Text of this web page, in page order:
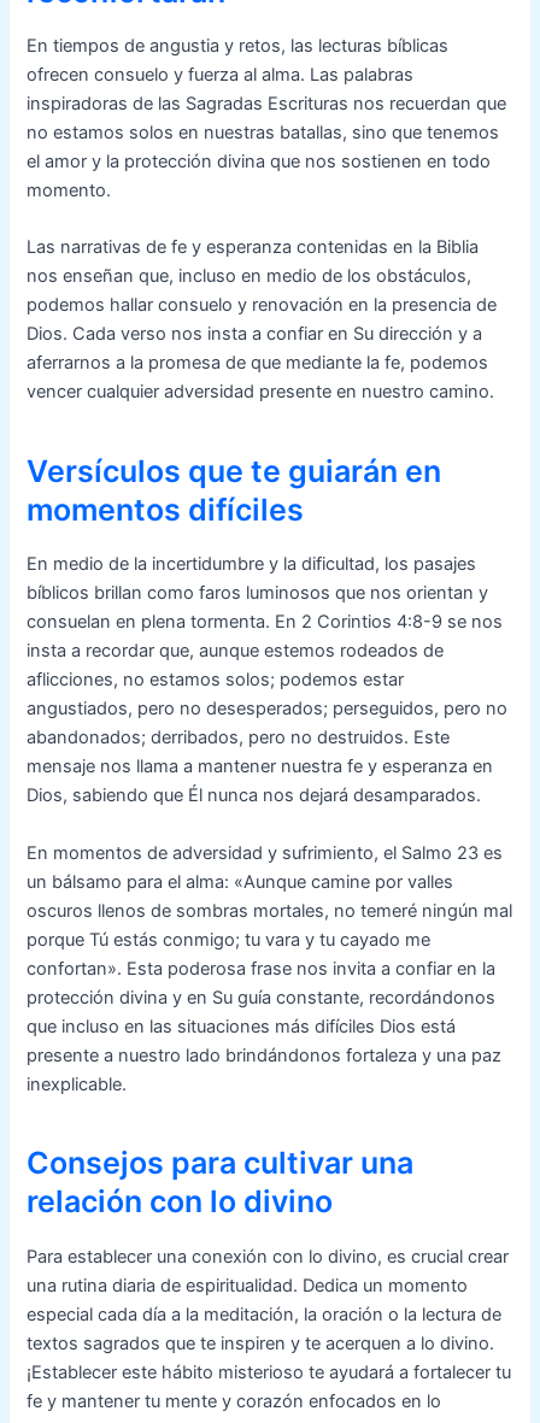
En tiempos de angustia y retos, las lecturas bíblicas
ofrecen consuelo y fuerza al alma. Las palabras
inspiradoras de las Sagradas Escrituras nos recuerdan que
no estamos solos en nuestras batallas, sino que tenemos
el amor y la protección divina que nos sostienen en todo
momento.
Las narrativas de fe y esperanza contenidas en la Biblia
nos enseñan que, incluso en medio de los obstáculos,
podemos hallar consuelo y renovación en la presencia de
Dios. Cada verso nos insta a confiar en Su dirección y a
aferrarnos a la promesa de que mediante la fe, podemos
vencer cualquier adversidad presente en nuestro camino.
Versículos que te guiarán en
momentos difíciles
En medio de la incertidumbre y la dificultad, los pasajes
bíblicos brillan como faros luminosos que nos orientan y
consuelan en plena tormenta. En 2 Corintios 4:8-9 se nos
insta a recordar que, aunque estemos rodeados de
aflicciones, no estamos solos; podemos estar
angustiados, pero no desesperados; perseguidos, pero no
abandonados; derribados, pero no destruidos. Este
mensaje nos llama a mantener nuestra fe y esperanza en
Dios, sabiendo que Él nunca nos dejará desamparados.
En momentos de adversidad y sufrimiento, el Salmo 23 es
un bálsamo para el alma: «Aunque camine por valles
oscuros llenos de sombras mortales, no temeré ningún mal
porque Tú estás conmigo; tu vara y tu cayado me
confortan». Esta poderosa frase nos invita a confiar en la
protección divina y en Su guía constante, recordándonos
que incluso en las situaciones más difíciles Dios está
presente a nuestro lado brindándonos fortaleza y una paz
inexplicable.
Consejos para cultivar una
relación con lo divino
Para establecer una conexión con lo divino, es crucial crear
una rutina diaria de espiritualidad. Dedica un momento
especial cada día a la meditación, la oración o la lectura de
textos sagrados que te inspiren y te acerquen a lo divino.
¡Establecer este hábito misterioso te ayudará a fortalecer tu
fe y mantener tu mente y corazón enfocados en lo